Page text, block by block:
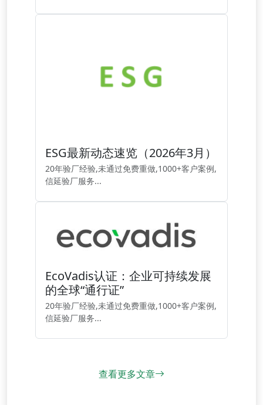
ESG最新动态速览（2026年3月）
20年验厂经验,未通过免费重做,1000+客户案例,
信延验厂服务...
EcoVadis认证：企业可持续发展
的全球“通行证”
20年验厂经验,未通过免费重做,1000+客户案例,
信延验厂服务...
查看更多文章